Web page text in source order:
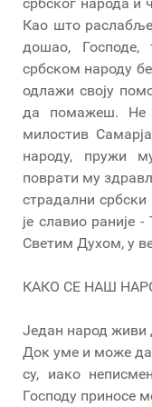
Као што
дошао,
србском народу
одлажи своју
да помажеш. Не
милостив
народу, пружи
поврати му
страдални
је славио раније
Светим Духом, у
КАКО СЕ НАШ
Један народ живи
Док уме и може да
су, иако
Господу приносе